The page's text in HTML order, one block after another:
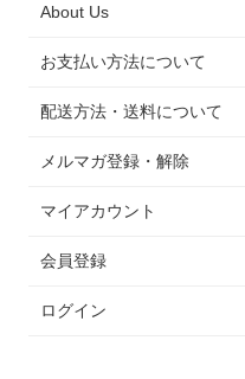
About Us
お支払い方法について
配送方法・送料について
メルマガ登録・解除
マイアカウント
会員登録
ログイン